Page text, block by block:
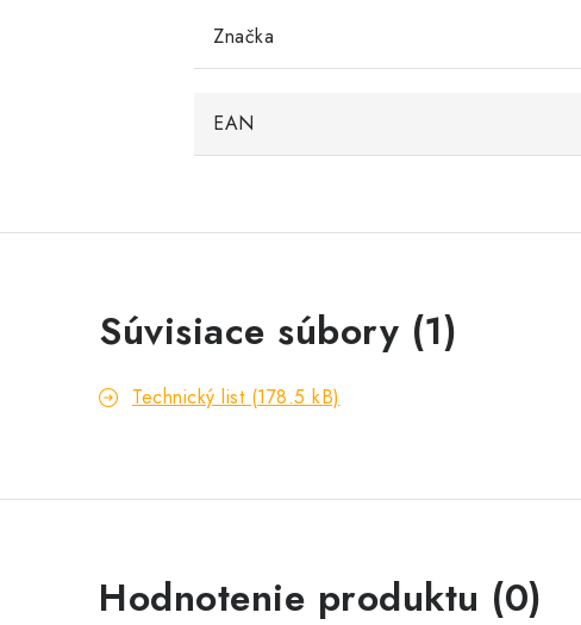
Značka
EAN
Súvisiace súbory (1)
Technický list (178.5 kB)
Hodnotenie produktu (0)